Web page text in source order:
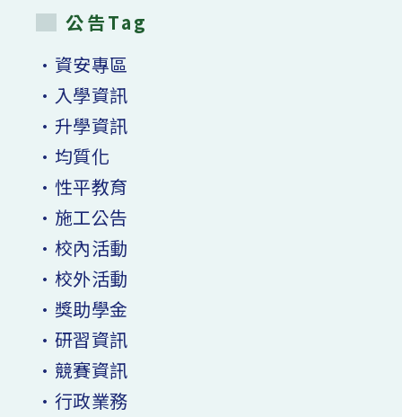
公告Tag
•資安專區
•入學資訊
•升學資訊
•均質化
•性平教育
•施工公告
•校內活動
•校外活動
•獎助學金
•研習資訊
•競賽資訊
•行政業務